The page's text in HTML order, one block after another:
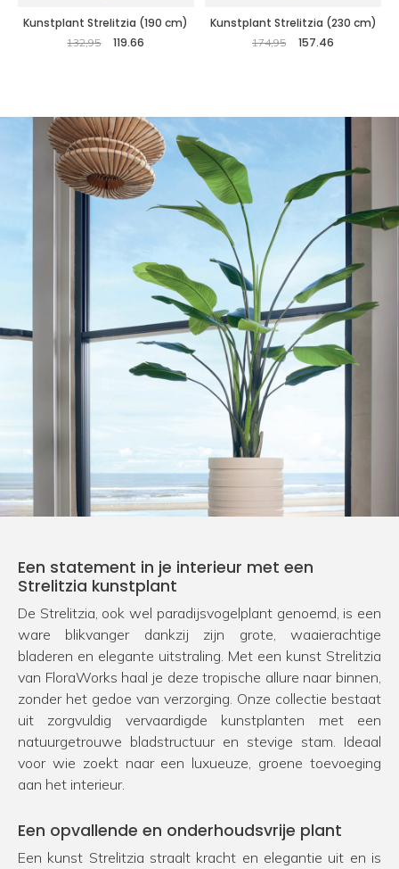
Kunstplant Strelitzia (190 cm)
132,95 119.66
Kunstplant Strelitzia (230 cm)
174,95 157.46
Een statement in je interieur met een
Strelitzia kunstplant
De Strelitzia, ook wel paradijsvogelplant genoemd, is een
ware blikvanger dankzij zijn grote, waaierachtige
bladeren en elegante uitstraling. Met een kunst Strelitzia
van FloraWorks haal je deze tropische allure naar binnen,
zonder het gedoe van verzorging. Onze collectie bestaat
uit zorgvuldig vervaardigde kunstplanten met een
natuurgetrouwe bladstructuur en stevige stam. Ideaal
voor wie zoekt naar een luxueuze, groene toevoeging
aan het interieur.
Een opvallende en onderhoudsvrije plant
Een kunst Strelitzia straalt kracht en elegantie uit en is